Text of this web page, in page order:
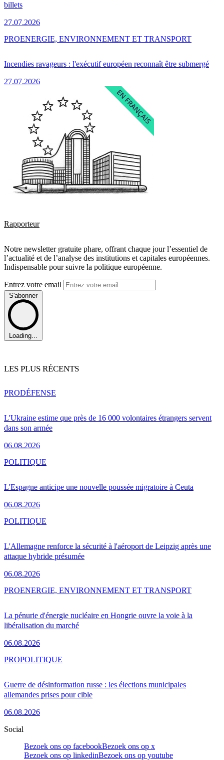
billets
27.07.2026
Incendies ravageurs : l'exécutif européen reconnaît être submergé
27.07.2026
PROENERGIE, ENVIRONNEMENT ET TRANSPORT
Rapporteur
Notre newsletter gratuite phare, offrant chaque jour l’essentiel de
l’actualité et de l’analyse des institutions et capitales européennes.
Indispensable pour suivre la politique européenne.
Entrez votre email
S'abonner
Loading...
LES PLUS RÉCENTS
L'Ukraine estime que près de 16 000 volontaires étrangers servent
dans son armée
06.08.2026
PRODÉFENSE
L'Espagne anticipe une nouvelle poussée migratoire à Ceuta
06.08.2026
POLITIQUE
L'Allemagne renforce la sécurité à l'aéroport de Leipzig après une
attaque hybride présumée
06.08.2026
POLITIQUE
La pénurie d'énergie nucléaire en Hongrie ouvre la voie à la
libéralisation du marché
06.08.2026
PROENERGIE, ENVIRONNEMENT ET TRANSPORT
Guerre de désinformation russe : les élections municipales
allemandes prises pour cible
06.08.2026
PROPOLITIQUE
Social
Bezoek ons op facebookBezoek ons op x
Bezoek ons op linkedinBezoek ons op youtube